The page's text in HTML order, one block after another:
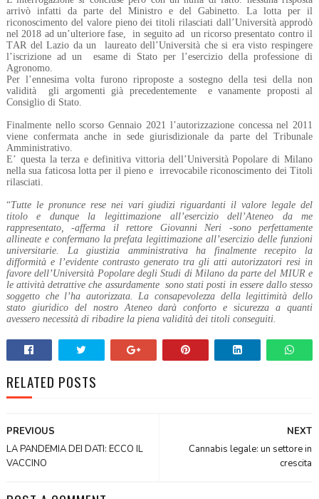
arrivò infatti da parte del Ministro e del Gabinetto. La lotta per il
riconoscimento del valore pieno dei titoli rilasciati dall’Università approdò
nel 2018 ad un’ulteriore fase,
in seguito ad
un ricorso presentato contro il
TAR del Lazio da un
laureato dell’Università che si era visto respingere
l’iscrizione ad un
esame di Stato per l’esercizio della professione di
Agronomo.
Per l’ennesima volta furono riproposte a sostegno della tesi della non
validità
gli argomenti già precedentemente
e vanamente proposti al
Consiglio di Stato.
Finalmente nello scorso Gennaio 2021 l’autorizzazione concessa nel 2011
viene confermata anche in sede giurisdizionale da parte del Tribunale
Amministrativo.
E’ questa la terza e definitiva vittoria dell’Università Popolare di Milano
nella sua faticosa lotta per il pieno e
irrevocabile riconoscimento dei Titoli
rilasciati.
“Tutte le pronunce rese nei vari giudizi riguardanti il valore legale del
titolo e dunque la legittimazione all’esercizio dell’Ateneo da me
rappresentato, -afferma il rettore Giovanni Neri -sono perfettamente
allineate e confermano la prefata legittimazione all’esercizio delle funzioni
universitarie. La giustizia amministrativa ha finalmente recepito la
difformità e l’evidente contrasto generato tra gli atti autorizzatori resi in
favore dell’Università Popolare degli Studi di Milano da parte del MIUR e
le attività detrattive che assurdamente sono stati posti in essere dallo stesso
soggetto che l’ha autorizzata. La consapevolezza della legittimità dello
stato giuridico del nostro Ateneo darà conforto e sicurezza a quanti
avessero necessità di ribadire la piena validità dei titoli conseguiti.
RELATED POSTS
NEXT
Cannabis legale: un settore in
crescita
PREVIOUS
LA PANDEMIA DEI DATI: ECCO IL
VACCINO